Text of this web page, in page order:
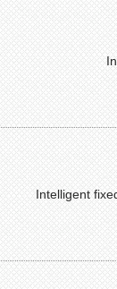
Intelligent